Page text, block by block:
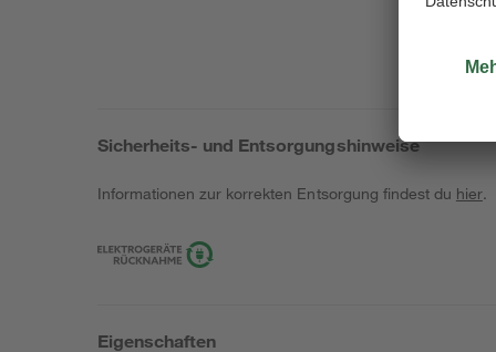
Sicherheits- und Entsorgungshinweise
Informationen zur korrekten Entsorgung findest du hier.
Eigenschaften